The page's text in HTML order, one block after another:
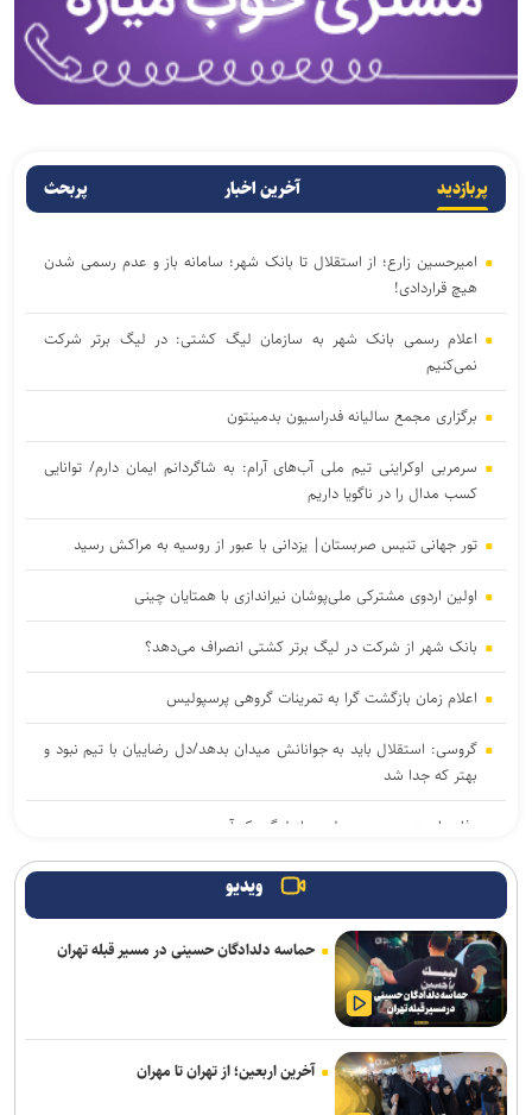
پربازدید آخرین اخبار پربحث
امیرحسین زارع؛ از استقلال تا بانک شهر؛ سامانه‌ باز و عدم رسمی شدن
هیچ قراردادی!
اعلام رسمی بانک شهر به سازمان لیگ کشتی: در لیگ برتر شرکت
نمی‌کنیم
برگزاری مجمع سالیانه فدراسیون بدمینتون
سرمربی اوکراینی تیم ملی آب‌های آرام: به شاگردانم ایمان دارم/ توانایی
کسب مدال را در ناگویا داریم
تور جهانی تنیس صربستان| یزدانی با عبور از روسیه به مراکش رسید
اولین اردوی مشترکی ملی‌پوشان نیراندازی با همتایان چینی
بانک شهر از شرکت در لیگ برتر کشتی انصراف می‌دهد؟
اعلام زمان بازگشت گرا به تمرینات گروهی پرسپولیس
گروسی: استقلال باید به جوانانش میدان بدهد/دل رضاییان با تیم نبود و
بهتر که جدا شد
دفاع راست جدید پرسپولیس از لیگ یک آمد
میکائیلی: استقلال برای تکرار قهرمانی در لیگ برتر امسال شرکت می‌کند/
زمزمه‌هایی از طرح لالوویچ؛ مشکل «سن واقعی» کشتی‌گیران حل
می‌شود؟
پاکدل: تیم ملی هندبال بدون لژیونرها راهی بازی‌های آسیایی ناگویا
می‌شود/ نباید انتظار بیهوده‌ای ایجاد کنیم
اصغرزاده: پوررشید مشکل اسپانسرینگ ملوان را حل کرد/ سعداوی و
ویدیو
حماسه دلدادگان حسینی در مسیر قبله تهران
آخرین اربعین؛ از تهران تا مهران